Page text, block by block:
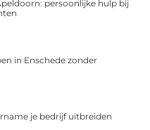
persoonlijke hulp bij
in Enschede zonder
je bedrijf uitbreiden